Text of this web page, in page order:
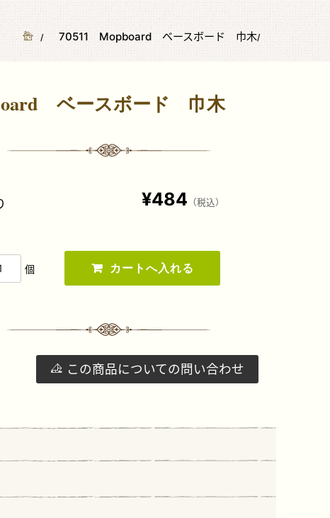
70511 Mopboard ベースボード 巾木
ベースボード 巾木
¥484 （税込）
個
この商品についての問い合わせ